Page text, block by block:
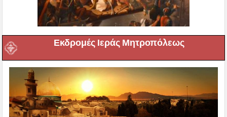
Εκδρομές Ιεράς Μητροπόλεως